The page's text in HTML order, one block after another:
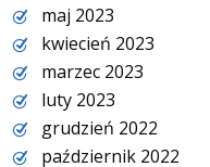
maj 2023
kwiecień 2023
marzec 2023
luty 2023
grudzień 2022
październik 2022